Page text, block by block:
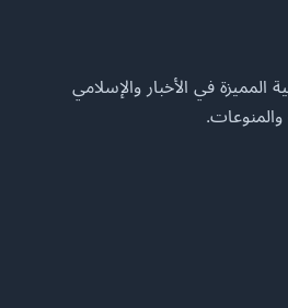
المميزة في الأخبار والإسلامي
والمنوعات.